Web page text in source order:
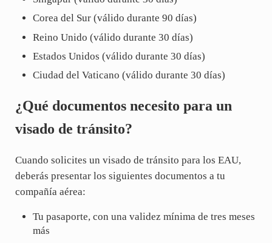
Corea del Sur (válido durante 90 días)
Reino Unido (válido durante 30 días)
Estados Unidos (válido durante 30 días)
Ciudad del Vaticano (válido durante 30 días)
¿Qué documentos necesito para un
visado de tránsito?
Cuando solicites un visado de tránsito para los EAU,
deberás presentar los siguientes documentos a tu
compañía aérea:
Tu pasaporte, con una validez mínima de tres meses
más